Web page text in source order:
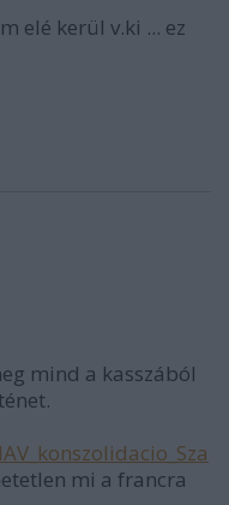
elé kerül v.ki ... ez
mind a kasszából
mi a francra